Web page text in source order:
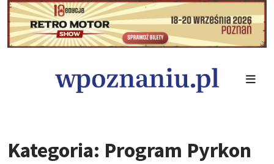
Kategoria: Program Pyrkon